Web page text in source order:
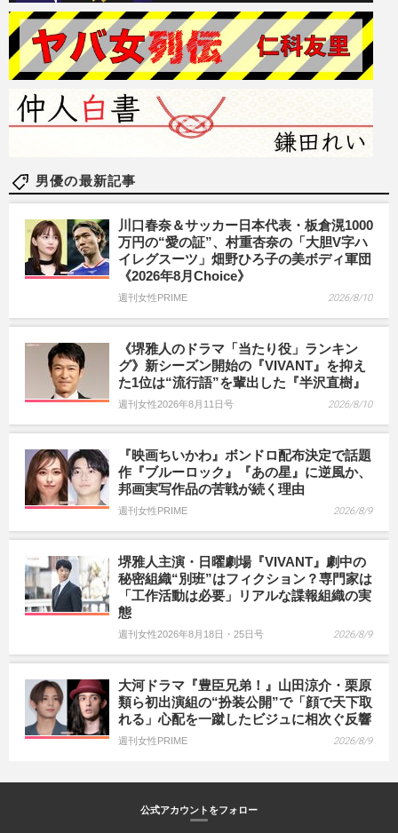
男優の最新記事
川口春奈＆サッカー日本代表・板倉滉1000
万円の“愛の証”、村重杏奈の「大胆V字ハ
イレグスーツ」畑野ひろ子の美ボディ軍団
《2026年8月Choice》
週刊女性PRIME 2026/8/10
《堺雅人のドラマ「当たり役」ランキン
グ》新シーズン開始の『VIVANT』を抑え
た1位は“流行語”を輩出した『半沢直樹』
週刊女性2026年8月11日号 2026/8/10
『映画ちいかわ』ボンドロ配布決定で話題
作『ブルーロック』『あの星』に逆風か、
邦画実写作品の苦戦が続く理由
週刊女性PRIME 2026/8/9
堺雅人主演・日曜劇場『VIVANT』劇中の
秘密組織“別班”はフィクション？専門家は
「工作活動は必要」リアルな諜報組織の実
態
週刊女性2026年8月18日・25日号 2026/8/9
大河ドラマ『豊臣兄弟！』山田涼介・栗原
類ら初出演組の“扮装公開”で「顔で天下取
れる」心配を一蹴したビジュに相次ぐ反響
週刊女性PRIME 2026/8/9
公式アカウントをフォロー